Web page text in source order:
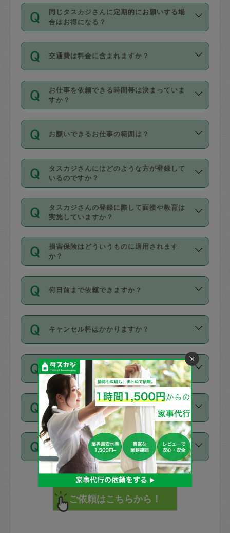
いません。
があり、レビュー件数、レビューの平均
値、などで除々に設定可能な最高額が上
がっていく仕組みになっています。
お支払方法はクレジットカード（Visa／
Master／JCB／AMERICAN EXPRESS／
Diners Club）のみとなります。
を行う際にご入力ください。プロフィー
ル登録時にはご入力いただかなくても大
丈夫です。
デビットカード・プリペイドカード（Vプ
リカ、au WALLETなど）は支払にはご利
銀行振込や現金払いも対応していませ
なお、タスカジさんの交通費も、依頼料
金のご請求と合わせてお支払いとなりま
動計算で表示されます。
同じタスカジさんに定期的にお願いする場
合はお得になる？
依頼には「スポット」と「定期（毎週｜
隔週）」があり、「定期」の依頼は「ス
ポット」よりお得な料金でご利用できま
す。
定期の最低利用回数は設けていない代わ
りに、一定数を超えたキャンセルは有償
（例：毎週定期の場合は３回以上のキャ
ンセルが有償（1200円、隔週定期の場合
は２回以上のキャンセルが有償（1200
交通費は料金に含まれますか？
交通費は依頼料金とは別途発生し、依頼
料金のご請求と合わせてお支払いとなり
ます。交通費の金額は「依頼の詳細」に
お仕事を依頼できる時間帯は決まっていま
すか？
時間帯は3種類あります。いずれも１回あ
たり３時間です。
・ＡＭ ９時～１２時
・ＰＭ １３時～１６時
・夜 １８時～２１時
開始時間を２時間前後変更することが可
能です。依頼送信後、個別にタスカジさ
んにメッセージを送り調整してくださ
い。ただし、２時間を越えての調整はで
時間も被らない場合、損害保険の対象外
お願いできるお仕事の範囲は？
掃除、整理収納、洗濯、買い物、料理、
作り置きです。タスカジさんによってで
きる仕事の範囲が異なりますので、依頼
する前にタスカジさんのプロフィールで
確認してください。
基本的に、高所での作業や危険作業、屋
外での作業は対象外です。
タスカジさんにはどのような方が登録して
いるのですか？
主婦として長年の家事経験をお持ちの
方、栄養士・調理師といった資格者で保
育園や学校の給食やレストランで料理関
係の専門職に従事されていた方、日本で
すでにハウスキーパーや英語の先生とし
てお仕事をしているフィリピン出身の
社員など様々なバックグラウンドの方が
登録しています。
日本語も話せる方など様々です。
バックグラウンドや得意分野はプロフィ
ールに記載していますので、各自の得意
分野を見極めて、目的に合わせてお仕事
を依頼してください。
タスカジさんの登録に際して面接や教育は
実施していますか？
応募の際に、各自事務局との面接と説明
を行っています。その後、身分証明書の
写真提出をしていただいています。外国
確認しています。タスカジさんトレーニ
ング動画を使ったセルフトレーニングの
現場トライアルを受け、合格したタスカ
ジさんが活動されています。
※テストセンターの講評は１件目のレビュ
ーとして記載されていますので依頼の際
に参考にしてください。
参考：【詳細】タスカジさんの登録に際
して面接や教育は実施していますか？
損害保険はどういうものに適用されます
か？
依頼者とタスカジさんとの間でタスカジ
を通して成立した作業時間内での作業に
適用されます。作業範囲は、掃除、洗
です。作業中に物を壊したり、人にけが
をさせたりした場合が対象で、補償金額
は対物1000万円、対人1億円が上限で
す。
万が一損害が発生した場合は、その場の
写真を撮り、
タスカジサポートセンターまでご連絡く
ださい。
詳細FAQ： 損害賠償保険について教えて
ください。
何日前まで依頼できますか？
ご依頼は、現在を起点に3日後（72時間
以降）の日時から受付可能となっていま
す。
ただし、72時間を切った直前の日程では
タスカジさんへ「募集」をかけることが
可能です。
キャンセル料はかかりますか？
キャンセル料には、以下の2種類がありま
す。
1. 直前キャンセル（定期、スポット契約
共通）
・タスカジさんのお仕事開始予定時間前
72時間を超える※と、以下のキャンセル
料が発生します。
直前キャンセル料：
72時間前〜24時間前＝依頼料金の50%
お試し利用はできますか？
「お試し利用」というメニューはありま
せんが、「一回のみ」依頼を活用するこ
とによって、気に入ったタスカジさんを
見つけることができます。
まず、条件の合う気になるタスカジさ
ん、２・３人に「スポット」依頼をして
みてください。
その後、一番気に入ったタスカジさんに
不在の場合にもお願いできますか？
不在の場合の作業はタスカジさんの同意
が必要です。数回の依頼ののち、タスカ
ジさんと依頼者の間で十分な信頼関係が
できたのち、タスカジさんに依頼してみ
てください。
不在時に部屋に入るためにタスカジさん
注意しなくてはいけない点はありますか？
貴重品は紛失の際トラブルの元となるの
で、必ず鍵のかかるロッカーや金庫に入
れて依頼者の責任の元管理するよう心掛
けてください。
×